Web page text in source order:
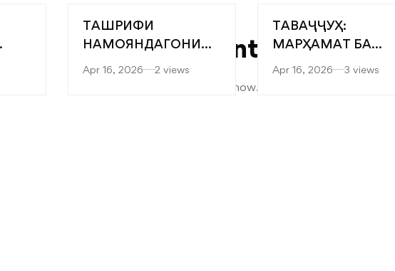
ТАШРИФИ
НАМОЯНДАГОНИ
Apr 16, 2026 2 views
ТАВАҶҶУҲ:
МАРҲАМАТ БА
Apr 16, 2026 3 views
Recent
Comments
No comments to show.